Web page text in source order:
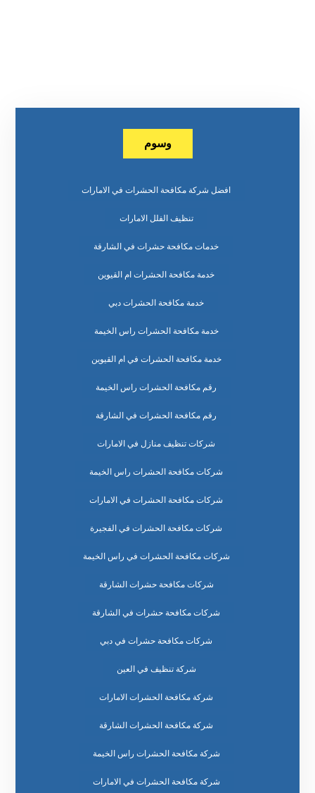
وسوم
افضل شركة مكافحة الحشرات في الامارات
تنظيف الفلل الامارات
خدمات مكافحة حشرات في الشارقة
خدمة مكافحة الحشرات ام القيوين
خدمة مكافحة الحشرات دبي
خدمة مكافحة الحشرات راس الخيمة
خدمة مكافحة الحشرات في ام القيوين
رقم مكافحة الحشرات راس الخيمة
رقم مكافحة الحشرات في الشارقة
شركات تنظيف منازل في الامارات
شركات مكافحة الحشرات راس الخيمة
شركات مكافحة الحشرات في الامارات
شركات مكافحة الحشرات في الفجيرة
شركات مكافحة الحشرات في راس الخيمة
شركات مكافحة حشرات الشارقة
شركات مكافحة حشرات في الشارقة
شركات مكافحة حشرات في دبي
شركة تنظيف في العين
شركة مكافحة الحشرات الامارات
شركة مكافحة الحشرات الشارقة
شركة مكافحة الحشرات راس الخيمة
شركة مكافحة الحشرات في الامارات